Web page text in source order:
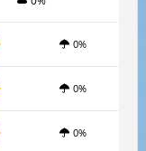
0%
0%
0%